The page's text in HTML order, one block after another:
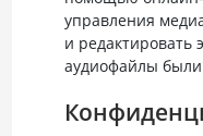
управления
и редактировать
аудиофайлы были